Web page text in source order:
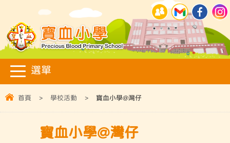
首頁 > 學校活動 > 寶血小學@灣仔
寶血小學@灣仔